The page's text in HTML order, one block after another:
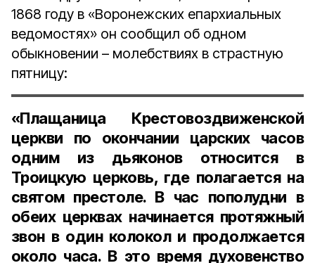
1868 году в «Воронежских епархиальных
ведомостях» он сообщил об одном
обыкновении – молебствиях в страстную
пятницу:
«Плащаница Крестовоздвиженской
церкви по окончании царских часов
одним из дьяконов относится в
Троицкую церковь, где полагается на
святом престоле. В час пополудни в
обеих церквах начинается протяжный
звон в один колокол и продолжается
около часа. В это время духовенство